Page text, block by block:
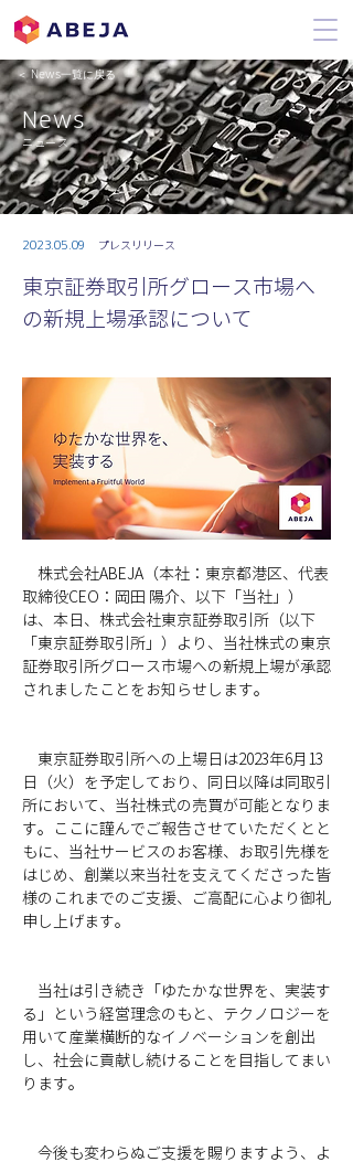
＜ News一覧に戻る
News
ニュース
2023.05.09 プレスリリース
東京証券取引所グロース市場へ
の新規上場承認について
株式会社ABEJA （本社：東京都港区、代表
取締役CEO：岡田 陽介、以下「当社」）
は、本日、株式会社東京証券取引所（以下
「東京証券取引所」）より、当社株式の東京
証券取引所グロース市場への新規上場が承認
されましたことをお知らせします。
東京証券取引所への上場日は2023年6月13
日（火）を予定しており、同日以降は同取引
所において、当社株式の売買が可能となりま
す。ここに謹んでご報告させていただくとと
もに、当社サービスのお客様、お取引先様を
はじめ、創業以来当社を支えてくださった皆
様のこれまでのご支援、ご高配に心より御礼
申し上げます。
当社は引き続き「ゆたかな世界を、実装す
る」という経営理念のもと、テクノロジーを
用いて産業横断的なイノベーションを創出
し、社会に貢献し続けることを目指してまい
ります。
今後も変わらぬご支援を賜りますよう、よ